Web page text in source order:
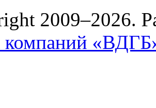
2009–2026.
компаний